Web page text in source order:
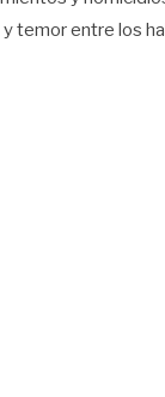
temor entre los